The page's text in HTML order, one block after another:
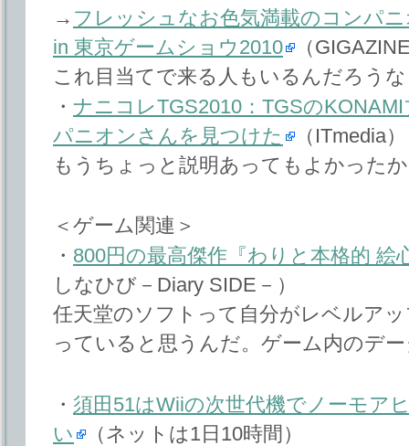
→ フレッシュなお色気満載のコンパ
in 東京ゲームショウ2010
（
これ目当てで来る人もいるんだろう
・ ナニコレTGS2010：TGSの
パニオンさんを見つけた
（ITmedia）
もうちょっと説明あってもよかった
＜ゲーム関連＞
・ 800円の最高傑作『わりと本格的 絵
しなひび－Diary SIDE－）
任天堂のソフトって自分がレベルア
っていると思うんだ。ゲーム内のデ
・ 須田51はWiiの次世代機でノーモア
い
（ネットは1日10時間）